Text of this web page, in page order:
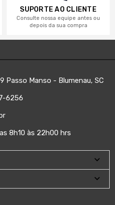
SUPORTE AO CLIENTE
Consulte nossa equipe antes ou
depois da sua compra
Passo Manso - Blumenau, SC
6256
8h10 às 22h00 hrs